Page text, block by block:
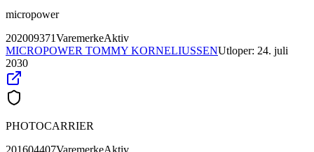
micropower
202009371VaremerkeAktiv
MICROPOWER TOMMY KORNELIUSSENUtloper: 24. juli
2030
PHOTOCARRIER
201604407VaremerkeAktiv